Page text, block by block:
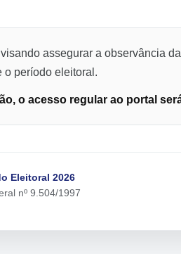
assegurar a observância
o período eleitoral.
o acesso regular ao portal
Eleitoral 2026
nº 9.504/1997